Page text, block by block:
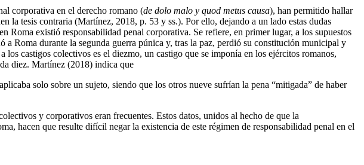
corporativa en el derecho romano (de dolo malo y quod metus causa), han permitido hallar
la tesis contraria (Martínez, 2018, p. 53 y ss.). Por ello, dejando a un lado estas dudas
Roma existió responsabilidad penal corporativa. Se refiere, en primer lugar, a los supuestos
a Roma durante la segunda guerra púnica y, tras la paz, perdió su constitución municipal y
castigos colectivos es el diezmo, un castigo que se imponía en los ejércitos romanos,
diez. Martínez (2018) indica que
solo sobre un sujeto, siendo que los otros nueve sufrían la pena “mitigada” de haber
y corporativos eran frecuentes. Estos datos, unidos al hecho de que la
hacen que resulte difícil negar la existencia de este régimen de responsabilidad penal en el